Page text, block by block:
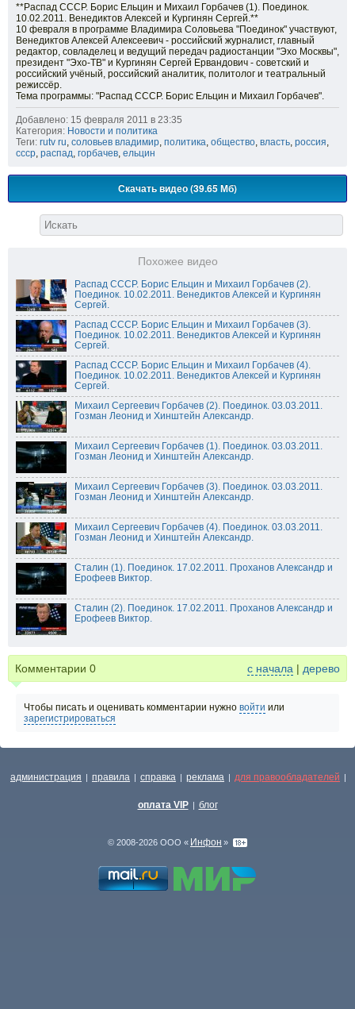
**Распад СССР. Борис Ельцин и Михаил Горбачев (1). Поединок.
10.02.2011. Венедиктов Алексей и Кургинян Сергей.**
10 февраля в программе Владимира Соловьева "Поединок" участвуют,
Венедиктов Алексей Алексеевич - российский журналист, главный
редактор, совладелец и ведущий передач радиостанции "Эхо Москвы",
президент "Эхо-ТВ" и Кургинян Сергей Ервандович - советский и
российский учёный, российский аналитик, политолог и театральный
режиссёр.
Тема программы: "Распад СССР. Борис Ельцин и Михаил Горбачев".
Добавлено: 15 февраля 2011 в 23:35
Категория: Новости и политика
Теги: rutv ru соловьев владимир политика общество власть россия
ссср распад горбачев ельцин
Скачать видео (39.65 Мб)
Похожее видео
Распад СССР. Борис Ельцин и Михаил Горбачев (2).
Поединок. 10.02.2011. Венедиктов Алексей и Кургинян
Сергей.
Распад СССР. Борис Ельцин и Михаил Горбачев (3).
Поединок. 10.02.2011. Венедиктов Алексей и Кургинян
Сергей.
Распад СССР. Борис Ельцин и Михаил Горбачев (4).
Поединок. 10.02.2011. Венедиктов Алексей и Кургинян
Сергей.
Михаил Сергеевич Горбачев (2). Поединок. 03.03.2011.
Гозман Леонид и Хинштейн Александр.
Михаил Сергеевич Горбачев (1). Поединок. 03.03.2011.
Гозман Леонид и Хинштейн Александр.
Михаил Сергеевич Горбачев (3). Поединок. 03.03.2011.
Гозман Леонид и Хинштейн Александр.
Михаил Сергеевич Горбачев (4). Поединок. 03.03.2011.
Гозман Леонид и Хинштейн Александр.
Сталин (1). Поединок. 17.02.2011. Проханов Александр и
Ерофеев Виктор.
Сталин (2). Поединок. 17.02.2011. Проханов Александр и
Ерофеев Виктор.
Комментарии 0 с начала | дерево
Чтобы писать и оценивать комментарии нужно войти или
зарегистрироваться
администрация | правила | справка | реклама | для правообладателей |
оплата VIP | блог
© 2008-2026 ООО « Инфон »